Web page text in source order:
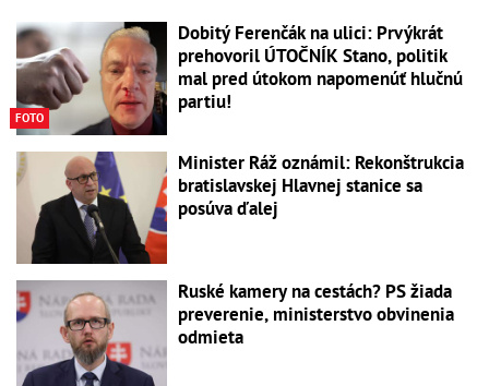
FOTO
Dobitý Ferenčák na ulici: Prvýkrát
prehovoril ÚTOČNÍK Stano, politik
mal pred útokom napomenúť hlučnú
partiu!
Minister Ráž oznámil: Rekonštrukcia
bratislavskej Hlavnej stanice sa
posúva ďalej
Ruské kamery na cestách? PS žiada
preverenie, ministerstvo obvinenia
odmieta